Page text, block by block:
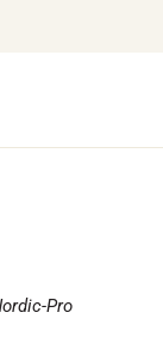
Pro